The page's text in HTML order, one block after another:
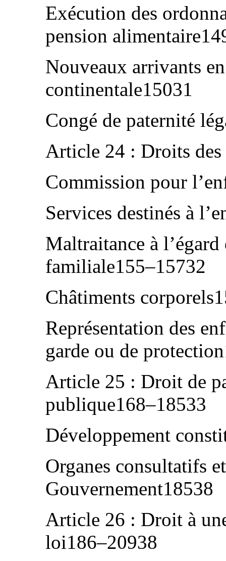
Exécution des
pension
Nouveaux arrivants
continentale15031
Congé de paternité
Article 24 : Droits
Commission pour
Services destinés à
Maltraitance à
familiale155–15732
Châtiments
Représentation des
garde ou de
Article 25 : Droit de
publique168–18533
Développement
Organes consultatifs
Gouvernement18538
Article 26 : Droit à
loi186–20938